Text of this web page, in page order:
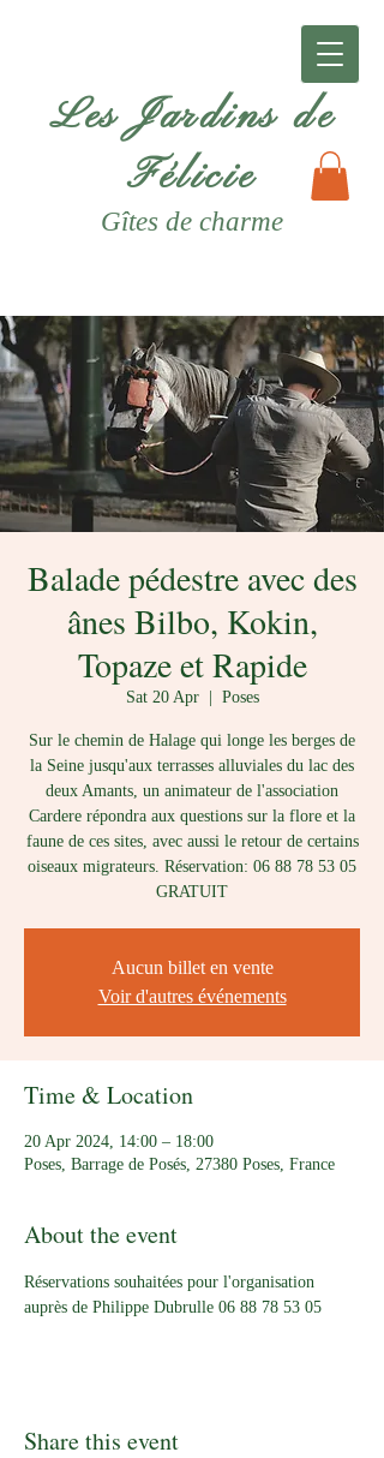
Les Jardins de
Félicie
Gîtes de charme
Balade pédestre avec des
ânes Bilbo, Kokin,
Topaze et Rapide
Sat 20 Apr
  |
Poses
Sur le chemin de Halage qui longe les berges de
la Seine jusqu'aux terrasses alluviales du lac des
deux Amants, un animateur de l'association
Cardere répondra aux questions sur la flore et la
faune de ces sites, avec aussi le retour de certains
oiseaux migrateurs. Réservation: 06 88 78 53 05
GRATUIT
Aucun billet en vente
Voir d'autres événements
Time & Location
20 Apr 2024, 14:00 – 18:00
Poses, Barrage de Posés, 27380 Poses, France
About the event
Réservations souhaitées pour l'organisation
auprès de Philippe Dubrulle 06 88 78 53 05
Share this event